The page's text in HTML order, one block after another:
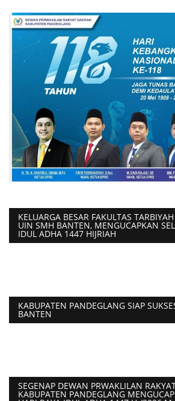
KELUARGA BESAR FAKULTAS
UIN SMH BANTEN, MENGUCAPKAN
IDUL ADHA 1447 HIJRIAH
KABUPATEN PANDEGLANG SIAP
BANTEN
SEGENAP DEWAN PRWAKLILAN
KABUPATEN PANDEGLANG